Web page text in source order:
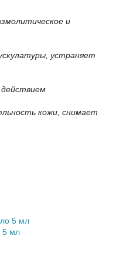
и
устраняет
кожи, снимает
5 мл